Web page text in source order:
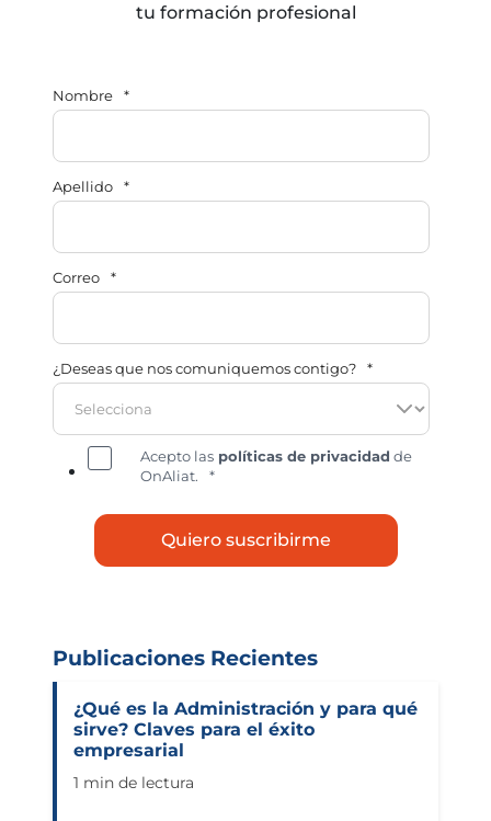
tu formación profesional
Nombre *
Apellido *
Correo *
¿Deseas que nos comuniquemos contigo? *
Acepto las políticas de privacidad de
OnAliat.
*
Publicaciones Recientes
¿Qué es la Administración y para qué
sirve? Claves para el éxito
empresarial
1 min de lectura